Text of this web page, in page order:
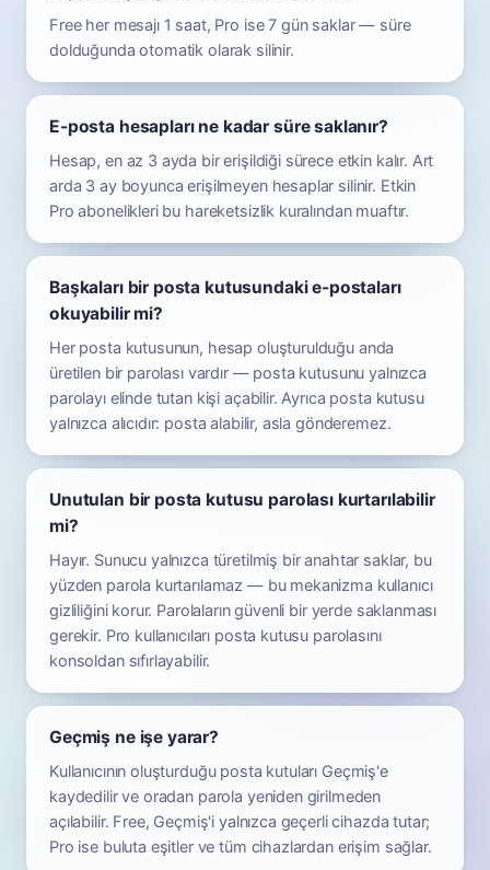
Free her mesajı 1 saat, Pro ise 7 gün saklar — süre
dolduğunda otomatik olarak silinir.
E-posta hesapları ne kadar süre saklanır?
Hesap, en az 3 ayda bir erişildiği sürece etkin kalır. Art
arda 3 ay boyunca erişilmeyen hesaplar silinir. Etkin
Pro abonelikleri bu hareketsizlik kuralından muaftır.
Başkaları bir posta kutusundaki e-postaları
okuyabilir mi?
Her posta kutusunun, hesap oluşturulduğu anda
üretilen bir parolası vardır — posta kutusunu yalnızca
parolayı elinde tutan kişi açabilir. Ayrıca posta kutusu
yalnızca alıcıdır: posta alabilir, asla gönderemez.
Unutulan bir posta kutusu parolası kurtarılabilir
mi?
Hayır. Sunucu yalnızca türetilmiş bir anahtar saklar, bu
yüzden parola kurtarılamaz — bu mekanizma kullanıcı
gizliliğini korur. Parolaların güvenli bir yerde saklanması
gerekir. Pro kullanıcıları posta kutusu parolasını
konsoldan sıfırlayabilir.
Geçmiş ne işe yarar?
Kullanıcının oluşturduğu posta kutuları Geçmiş'e
kaydedilir ve oradan parola yeniden girilmeden
açılabilir. Free, Geçmiş'i yalnızca geçerli cihazda tutar;
Pro ise buluta eşitler ve tüm cihazlardan erişim sağlar.